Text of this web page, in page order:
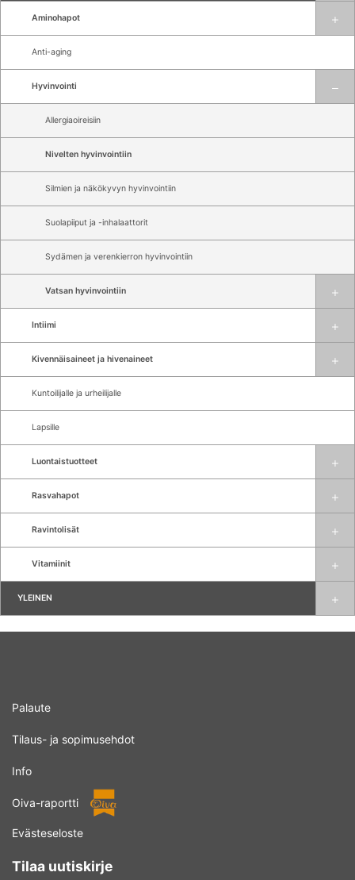
Aminohapot
Anti-aging
Hyvinvointi
Allergiaoireisiin
Nivelten hyvinvointiin
Silmien ja näkökyvyn hyvinvointiin
Suolapiiput ja -inhalaattorit
Sydämen ja verenkierron hyvinvointiin
Vatsan hyvinvointiin
Intiimi
Kivennäisaineet ja hivenaineet
Kuntoilijalle ja urheilijalle
Lapsille
Luontaistuotteet
Rasvahapot
Ravintolisät
Vitamiinit
YLEINEN
Palaute
Tilaus- ja sopimusehdot
Info
Oiva-raportti
Evästeseloste
Tilaa uutiskirje